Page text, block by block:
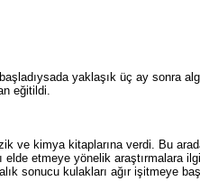
yaklaşık üç ay sonra
eğitildi.
ve kimya kitaplarına verdi. Bu
etmeye yönelik araştırmalara
sonucu kulakları ağır işitmeye